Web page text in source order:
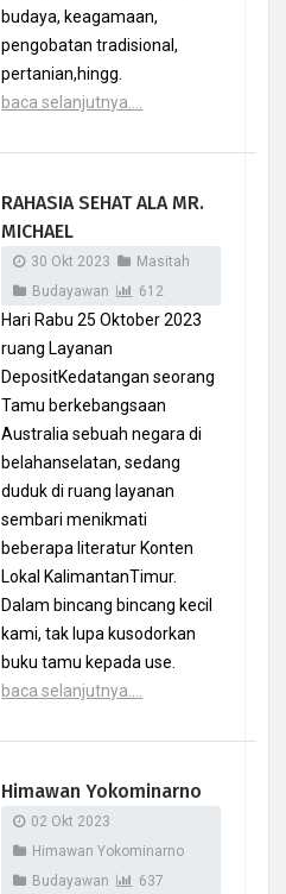
budaya, keagamaan,
pengobatan tradisional,
pertanian,hingg.
baca selanjutnya....
RAHASIA SEHAT ALA MR.
MICHAEL
30 Okt 2023
Masitah
Budayawan
612
Hari Rabu 25 Oktober 2023
ruang Layanan
DepositKedatangan seorang
Tamu berkebangsaan
Australia sebuah negara di
belahanselatan, sedang
duduk di ruang layanan
sembari menikmati
beberapa literatur Konten
Lokal KalimantanTimur.
Dalam bincang bincang kecil
kami, tak lupa kusodorkan
buku tamu kepada use.
baca selanjutnya....
Himawan Yokominarno
02 Okt 2023
Himawan Yokominarno
Budayawan
637